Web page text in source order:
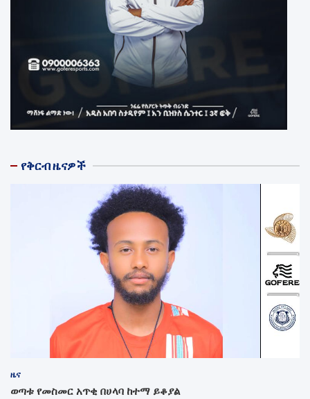
የቅርብ ዜናዎች
ዜና
ወጣቱ የመስመር አጥቂ በሀላባ ከተማ ይቆያል